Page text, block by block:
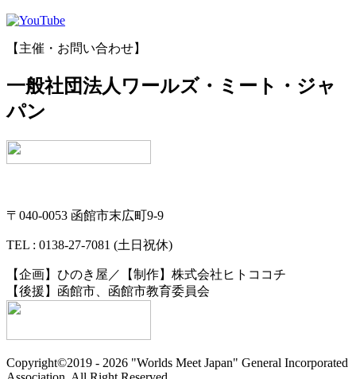
【主催・お問い合わせ】
一般社団法人ワールズ・ミート・ジャ
パン
〒040-0053 函館市末広町9-9
TEL : 0138-27-7081 (土日祝休)
【企画】ひのき屋／【制作】株式会社ヒトココチ
【後援】函館市、函館市教育委員会
Copyright©2019 - 2026 "Worlds Meet Japan" General Incorporated